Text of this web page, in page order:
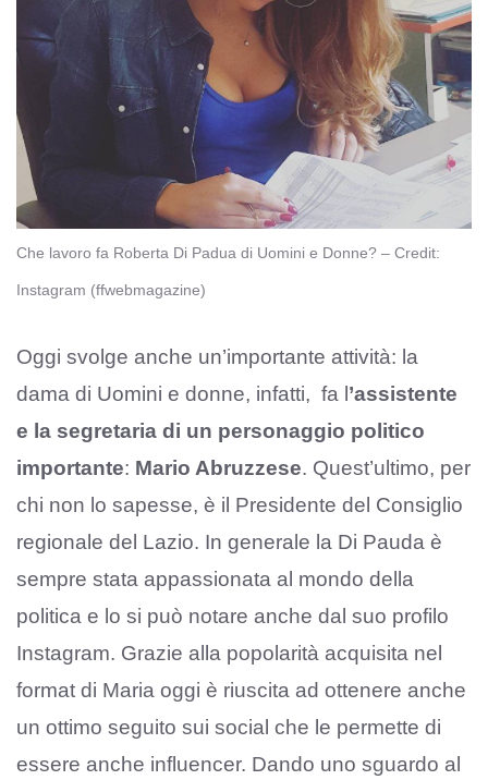
Che lavoro fa Roberta Di Padua di Uomini e Donne? – Credit:
Instagram (ffwebmagazine)
Oggi svolge anche un’importante attività: la
dama di Uomini e donne, infatti, fa l ’assistente
e la segretaria di un personaggio politico
importante: Mario Abruzzese. Quest’ultimo, per
chi non lo sapesse, è il Presidente del Consiglio
regionale del Lazio. In generale la Di Pauda è
sempre stata appassionata al mondo della
politica e lo si può notare anche dal suo profilo
Instagram. Grazie alla popolarità acquisita nel
format di Maria oggi è riuscita ad ottenere anche
un ottimo seguito sui social che le permette di
essere anche influencer. Dando uno sguardo al